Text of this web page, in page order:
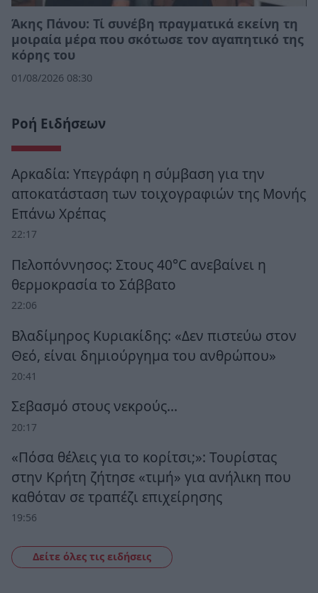
Άκης Πάνου: Τί συνέβη πραγματικά εκείνη τη
μοιραία μέρα που σκότωσε τον αγαπητικό της
κόρης του
01/08/2026 08:30
Ροή Ειδήσεων
Αρκαδία: Υπεγράφη η σύμβαση για την
αποκατάσταση των τοιχογραφιών της Μονής
Επάνω Χρέπας
22:17
Πελοπόννησος: Στους 40°C ανεβαίνει η
θερμοκρασία το Σάββατο
22:06
Βλαδίμηρος Κυριακίδης: «Δεν πιστεύω στον
Θεό, είναι δημιούργημα του ανθρώπου»
20:41
Σεβασμό στους νεκρούς…
20:17
«Πόσα θέλεις για το κορίτσι;»: Τουρίστας
στην Κρήτη ζήτησε «τιμή» για ανήλικη που
καθόταν σε τραπέζι επιχείρησης
19:56
Δείτε όλες τις ειδήσεις